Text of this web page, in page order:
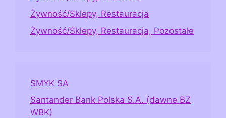
Żywność/Sklepy, Restauracja
Żywność/Sklepy, Restauracja, Pozostałe
SMYK SA
Santander Bank Polska S.A. (dawne BZ
WBK)